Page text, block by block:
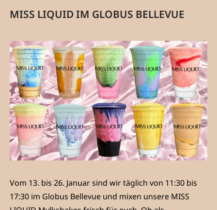
MISS LIQUID IM GLOBUS BELLEVUE
Vom 13. bis 26. Januar sind wir täglich von 11:30 bis
17:30 im Globus Bellevue und mixen unsere MISS